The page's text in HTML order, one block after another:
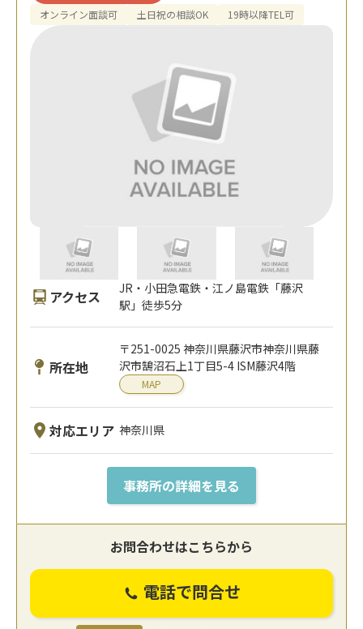
オンライン面談可 土日祝の相談OK 19時以降TEL可
アクセス
JR・小田急電鉄・江ノ島電鉄「藤沢
駅」徒歩5分
所在地
〒251-0025 神奈川県藤沢市神奈川県藤
沢市鵠沼石上1丁目5-4 ISM藤沢4階
MAP
対応エリア 神奈川県
事務所の詳細を見る
お問合わせはこちらから
電話で問合せ